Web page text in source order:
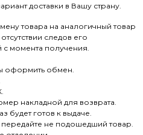
доставки в Вашу страну.
товара на аналогичный товар
следов его
с момента получения.
оформить обмен.
накладной для возврата.
будет готов к выдаче.
не подошедший товар.